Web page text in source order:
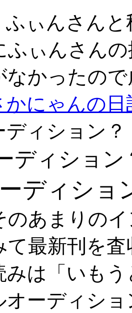
ふぃんさん
ふぃんさん
なかったの
かにゃんの
ィション？
ディション
ディショ
のあまりの
て最新刊を査
みは「いも
オーディシ